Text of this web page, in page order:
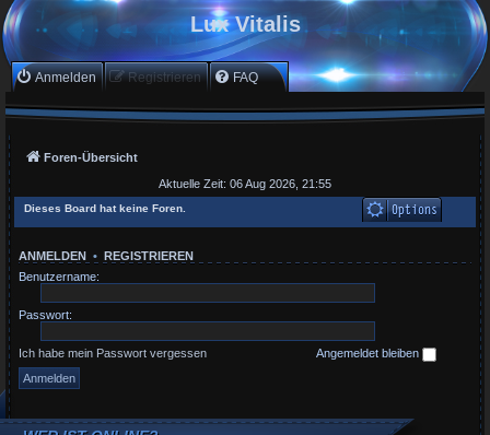
Lux Vitalis
Anmelden Registrieren FAQ
Foren-Übersicht
Aktuelle Zeit: 06 Aug 2026, 21:55
Dieses Board hat keine Foren.
ANMELDEN • REGISTRIEREN
Benutzername:
Passwort:
Ich habe mein Passwort vergessen Angemeldet bleiben